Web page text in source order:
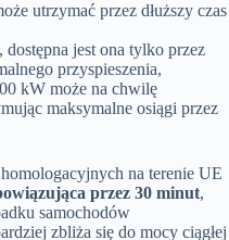
utrzymać przez dłuższy czas
dostępna jest ona tylko przez
przyspieszenia,
kW może na chwilę
maksymalne osiągi przez
na terenie UE
przez 30 minut,
samochodów
zbliża się do mocy ciągłej